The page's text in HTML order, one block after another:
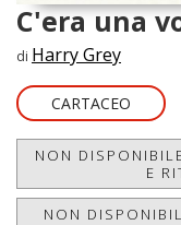
C'era una
di Harry Grey
CARTACEO
NON
E
NON